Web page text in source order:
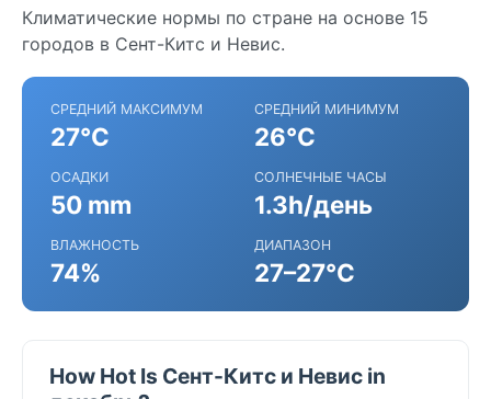
Климатические нормы по стране на основе 15
городов в Сент-Китс и Невис.
СРЕДНИЙ МАКСИМУМ
27°C
СРЕДНИЙ МИНИМУМ
26°C
ОСАДКИ
50 mm
СОЛНЕЧНЫЕ ЧАСЫ
1.3h/день
ВЛАЖНОСТЬ
74%
ДИАПАЗОН
27–27°C
How Hot Is Сент-Китс и Невис in